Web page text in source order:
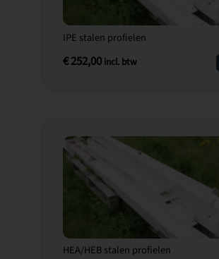
IPE stalen profielen
€252,00 incl. btw
HEA/HEB stalen profielen